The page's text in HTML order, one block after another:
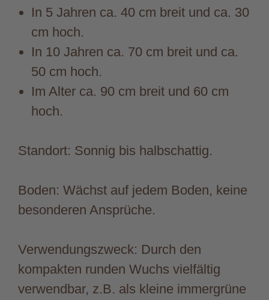
In 5 Jahren ca. 40 cm breit und ca. 30
cm hoch.
In 10 Jahren ca. 70 cm breit und ca.
50 cm hoch.
Im Alter ca. 90 cm breit und 60 cm
hoch.
Standort: Sonnig bis halbschattig.
Boden: Wächst auf jedem Boden, keine
besonderen Ansprüche.
Verwendungszweck: Durch den
kompakten runden Wuchs vielfältig
verwendbar, z.B. als kleine immergrüne